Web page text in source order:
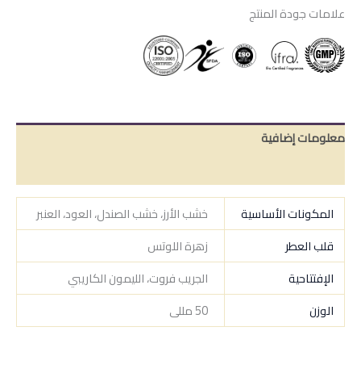
علامات جودة المنتج
معلومات إضافية
المكونات الأساسية
خشب الأرز، خشب الصندل، العود، العنبر
قلب العطر
زهرة اللوتس
الإفتتاحية
الجريب فروت، الليمون الكاريبي
الوزن
50 مللى